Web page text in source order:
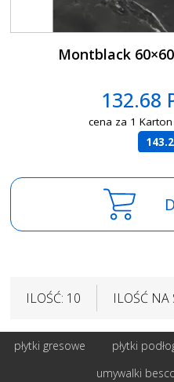
Montblack
132.68
cena za 1
ILOŚĆ: 10 ILOŚĆ NA
płytki gresowe płytki
umywalki